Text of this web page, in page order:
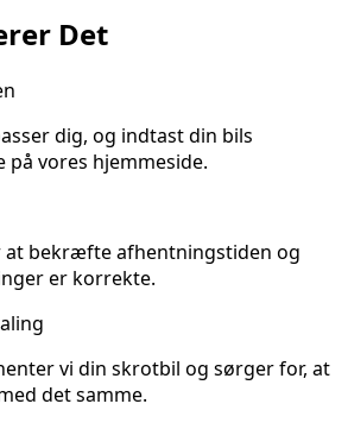
Det
dig, og indtast din bils
vores hjemmeside.
bekræfte afhentningstiden og
er korrekte.
vi din skrotbil og sørger for, at
det samme.